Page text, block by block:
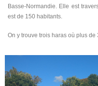
Basse-Normandie. Elle est
est de 150 habitants.
On y trouve trois haras où plus